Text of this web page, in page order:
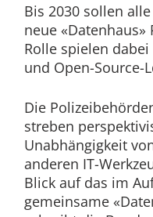
Bis 2030 sollen
neue «Datenhaus»
Rolle spielen
und Open-Source-
Die
streben
Unabhängigkeit
anderen IT-
Blick auf das im
gemeinsame